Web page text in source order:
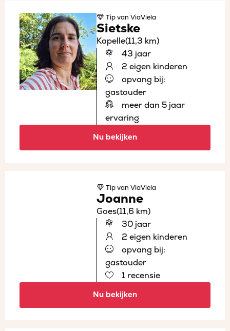
Tipvan ViaViela
Sietske
Kapelle(11,3 km)
43 jaar
2 eigen kinderen
opvang bij:
gastouder
meer dan 5 jaar
ervaring
Nu bekijken
Tipvan ViaViela
Joanne
Goes(11,6 km)
30 jaar
2 eigen kinderen
opvang bij:
gastouder
1 recensie
Nu bekijken